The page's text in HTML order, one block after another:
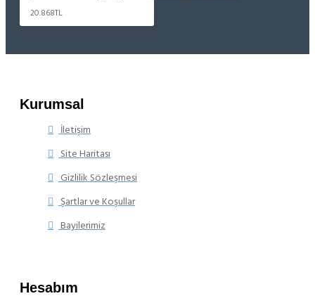
20.868TL
Kurumsal
İletişim
Site Haritası
Gizlilik Sözleşmesi
Şartlar ve Koşullar
Bayilerimiz
Hesabım